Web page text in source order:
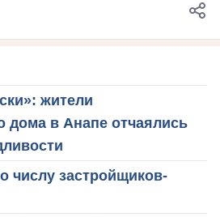
жители
дома в Анапе отчаялись
числу застройщиков-